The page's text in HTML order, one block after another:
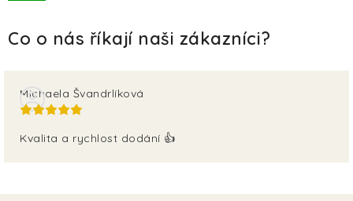
Michaela Švandrlíková
Kvalita a rychlost dodání 👍